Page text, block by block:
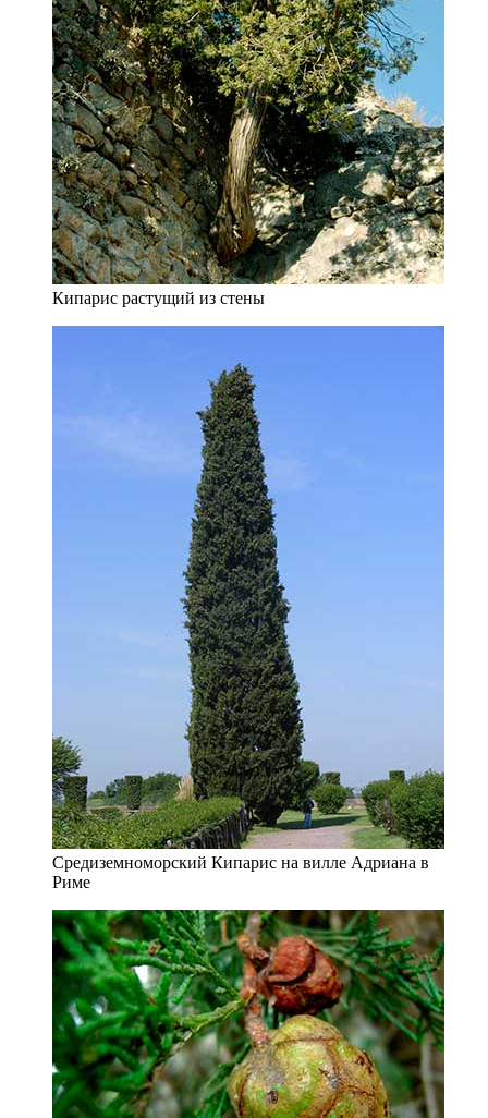
Кипарис растущий из стены
Средиземноморский Кипарис на вилле Адриана в
Риме